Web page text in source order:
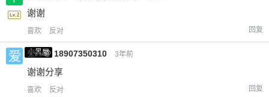
谢谢
喜欢 反对 回复
小黑屋
爱X @ 18907350310 3年前
谢谢分享
喜欢 反对 回复